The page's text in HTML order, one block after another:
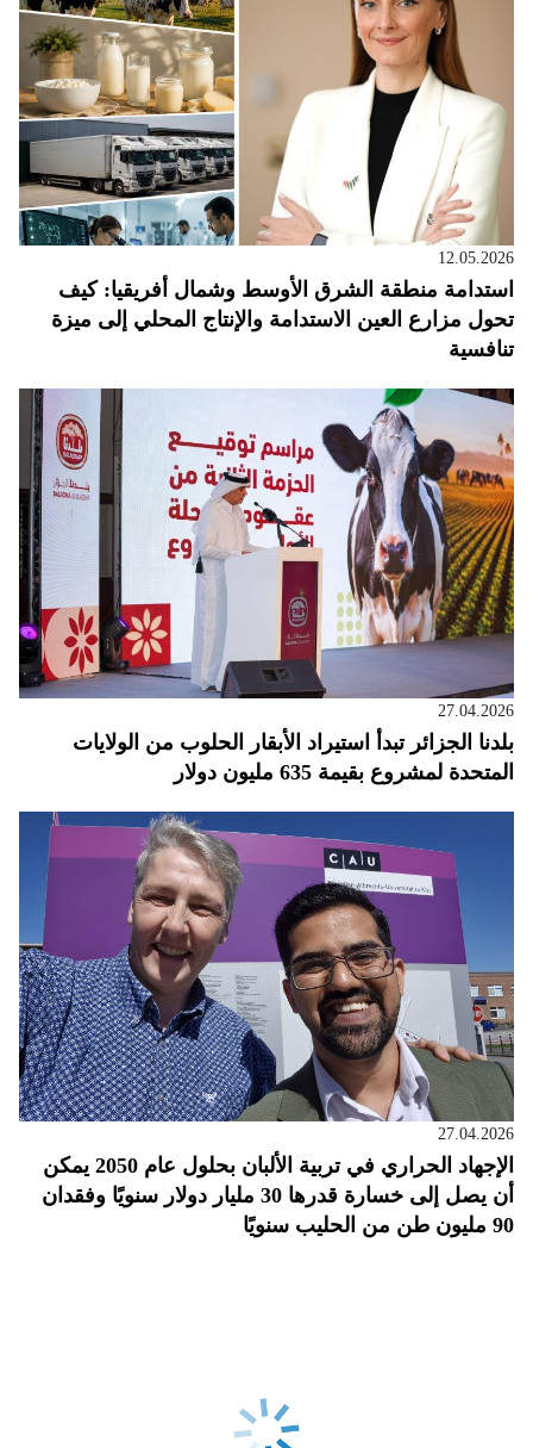
12.05.2026
استدامة منطقة الشرق الأوسط وشمال أفريقيا: كيف
تحول مزارع العين الاستدامة والإنتاج المحلي إلى ميزة
تنافسية
27.04.2026
بلدنا الجزائر تبدأ استيراد الأبقار الحلوب من الولايات
المتحدة لمشروع بقيمة 635 مليون دولار
27.04.2026
الإجهاد الحراري في تربية الألبان بحلول عام 2050 يمكن
أن يصل إلى خسارة قدرها 30 مليار دولار سنويًا وفقدان
90 مليون طن من الحليب سنويًا